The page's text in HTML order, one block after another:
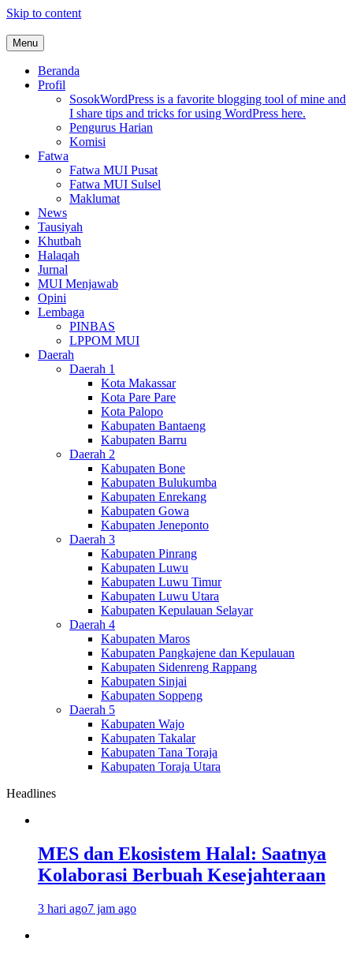
Skip to content
MUI Sulawesi Selatan
Khadimul Ummah wa Shadiqul Hukuuma
Menu
Beranda
Profil
SosokWordPress is a favorite blogging tool of mine and
I share tips and tricks for using WordPress here.
Pengurus Harian
Komisi
Fatwa
Fatwa MUI Pusat
Fatwa MUI Sulsel
Maklumat
News
Tausiyah
Khutbah
Halaqah
Jurnal
MUI Menjawab
Opini
Lembaga
PINBAS
LPPOM MUI
Daerah
Daerah 1
Kota Makassar
Kota Pare Pare
Kota Palopo
Kabupaten Bantaeng
Kabupaten Barru
Daerah 2
Kabupaten Bone
Kabupaten Bulukumba
Kabupaten Enrekang
Kabupaten Gowa
Kabupaten Jeneponto
Daerah 3
Kabupaten Pinrang
Kabupaten Luwu
Kabupaten Luwu Timur
Kabupaten Luwu Utara
Kabupaten Kepulauan Selayar
Daerah 4
Kabupaten Maros
Kabupaten Pangkajene dan Kepulauan
Kabupaten Sidenreng Rappang
Kabupaten Sinjai
Kabupaten Soppeng
Daerah 5
Kabupaten Wajo
Kabupaten Takalar
Kabupaten Tana Toraja
Kabupaten Toraja Utara
Headlines
MES dan Ekosistem Halal: Saatnya
Kolaborasi Berbuah Kesejahteraan
3 hari ago7 jam ago